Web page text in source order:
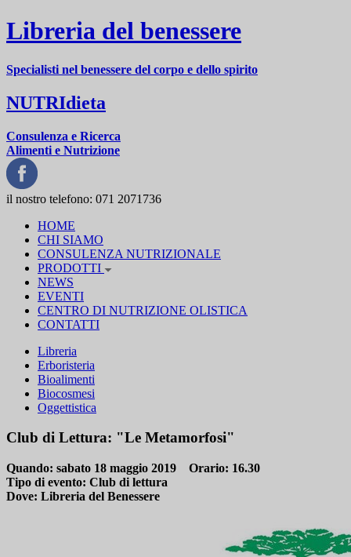
Libreria del benessere
Specialisti nel benessere del corpo e dello spirito
NUTRIdieta
Consulenza e Ricerca
Alimenti e Nutrizione
il nostro telefono: 071 2071736
HOME
CHI SIAMO
CONSULENZA NUTRIZIONALE
PRODOTTI
NEWS
EVENTI
CENTRO DI NUTRIZIONE OLISTICA
CONTATTI
Libreria
Erboristeria
Bioalimenti
Biocosmesi
Oggettistica
Club di Lettura: "Le Metamorfosi"
Quando: sabato 18 maggio 2019 Orario: 16.30
Tipo di evento: Club di lettura
Dove: Libreria del Benessere